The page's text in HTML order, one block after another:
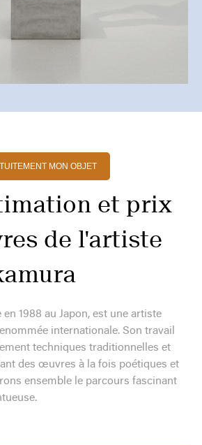
MON OBJET
et prix
de l'artiste
1988 au Japon, est une artiste
internationale. Son travail
techniques traditionnelles et
des œuvres à la fois poétiques et
ensemble le parcours fascinant